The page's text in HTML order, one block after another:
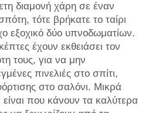
διαμονή χάρη σε έναν
τότε βρήκατε το ταίρι
εξοχικό δύο υπνοδωματίων.
έχουν εκθειάσει τον
τους, για να μην
πινελιές στο σπίτι,
στο σαλόνι. Μικρά
που κάνουν τα καλύτερα